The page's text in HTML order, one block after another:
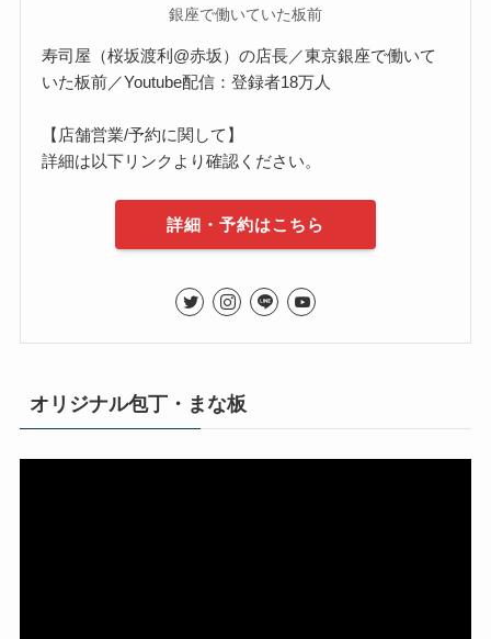
銀座で働いていた板前
寿司屋（桜坂渡利@赤坂）の店長／東京銀座で働いて
いた板前／Youtube配信：登録者18万人
【店舗営業/予約に関して】
詳細は以下リンクより確認ください。
詳細・予約はこちら
オリジナル包丁・まな板